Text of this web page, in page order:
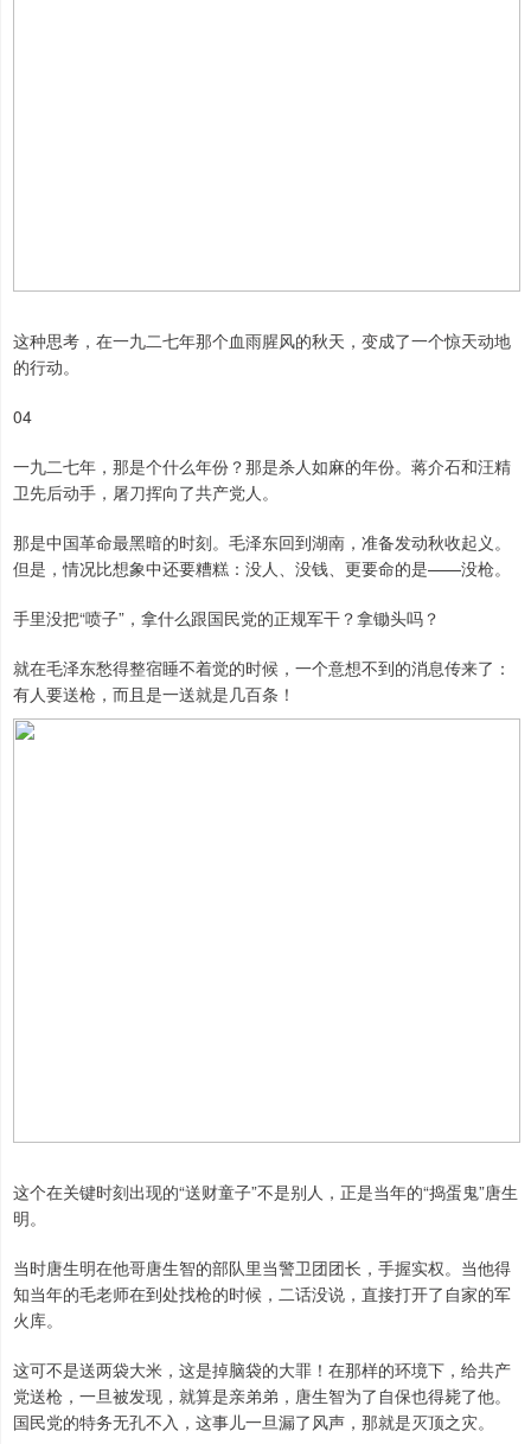
这种思考，在一九二七年那个血雨腥风的秋天，变成了一个惊天动地
的行动。
04
一九二七年，那是个什么年份？那是杀人如麻的年份。蒋介石和汪精
卫先后动手，屠刀挥向了共产党人。
那是中国革命最黑暗的时刻。毛泽东回到湖南，准备发动秋收起义。
但是，情况比想象中还要糟糕：没人、没钱、更要命的是——没枪。
手里没把“喷子”，拿什么跟国民党的正规军干？拿锄头吗？
就在毛泽东愁得整宿睡不着觉的时候，一个意想不到的消息传来了：
有人要送枪，而且是一送就是几百条！
这个在关键时刻出现的“送财童子”不是别人，正是当年的“捣蛋鬼”唐生
明。
当时唐生明在他哥唐生智的部队里当警卫团团长，手握实权。当他得
知当年的毛老师在到处找枪的时候，二话没说，直接打开了自家的军
火库。
这可不是送两袋大米，这是掉脑袋的大罪！在那样的环境下，给共产
党送枪，一旦被发现，就算是亲弟弟，唐生智为了自保也得毙了他。
国民党的特务无孔不入，这事儿一旦漏了风声，那就是灭顶之灾。